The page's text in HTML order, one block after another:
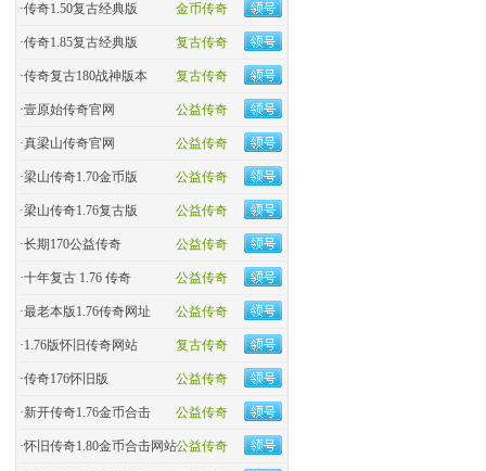
金币传奇
·传奇1.50复古经典版
复古传奇
·传奇1.85复古经典版
复古传奇
·传奇复古180战神版本
公益传奇
·壹原始传奇官网
公益传奇
·真梁山传奇官网
公益传奇
·梁山传奇1.70金币版
公益传奇
·梁山传奇1.76复古版
公益传奇
·长期170公益传奇
公益传奇
·十年复古 1.76 传奇
公益传奇
·最老本版1.76传奇网址
复古传奇
·1.76版怀旧传奇网站
公益传奇
·传奇176怀旧版
公益传奇
·新开传奇1.76金币合击
公益传奇
·怀旧传奇1.80金币合击网站